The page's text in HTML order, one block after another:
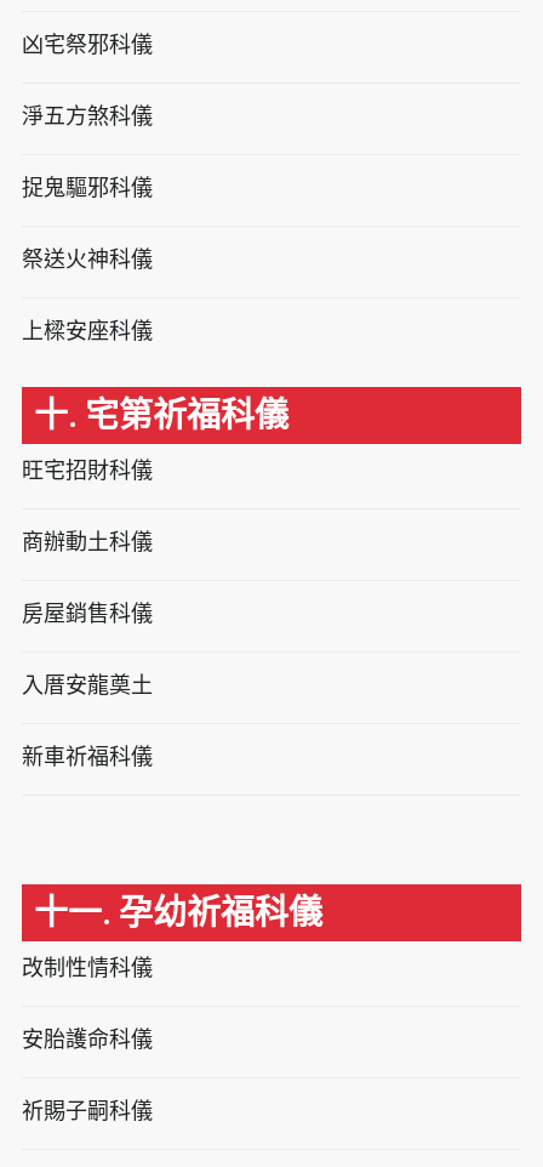
凶宅祭邪科儀
淨五方煞科儀
捉鬼驅邪科儀
祭送火神科儀
上樑安座科儀
十. 宅第祈福科儀
旺宅招財科儀
商辦動土科儀
房屋銷售科儀
入厝安龍奠土
新車祈福科儀
十一. 孕幼祈福科儀
改制性情科儀
安胎護命科儀
祈賜子嗣科儀